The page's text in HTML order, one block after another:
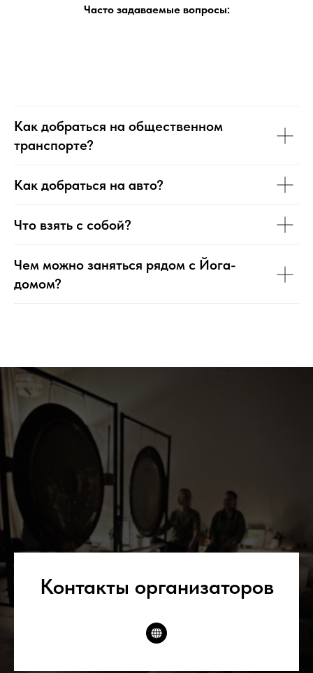
Часто задаваемые вопросы:
Как добраться на общественном
транспорте?
Как добраться на авто?
Что взять с собой?
Чем можно заняться рядом с Йога-
домом?
Контакты организаторов